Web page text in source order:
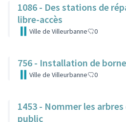
1086 - Des stations de
libre-accès
Ville de Villeurbanne 0
756 - Installation de
Ville de Villeurbanne 0
1453 - Nommer les
public